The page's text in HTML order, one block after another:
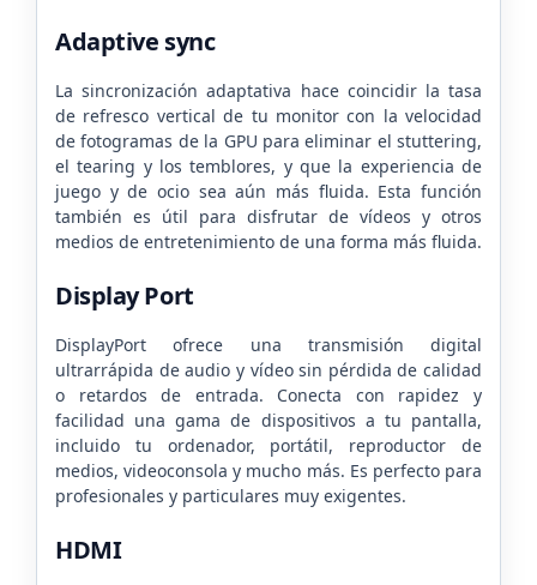
Adaptive sync
La sincronización adaptativa hace coincidir la tasa
de refresco vertical de tu monitor con la velocidad
de fotogramas de la GPU para eliminar el stuttering,
el tearing y los temblores, y que la experiencia de
juego y de ocio sea aún más fluida. Esta función
también es útil para disfrutar de vídeos y otros
medios de entretenimiento de una forma más fluida.
Display Port
DisplayPort ofrece una transmisión digital
ultrarrápida de audio y vídeo sin pérdida de calidad
o retardos de entrada. Conecta con rapidez y
facilidad una gama de dispositivos a tu pantalla,
incluido tu ordenador, portátil, reproductor de
medios, videoconsola y mucho más. Es perfecto para
profesionales y particulares muy exigentes.
HDMI